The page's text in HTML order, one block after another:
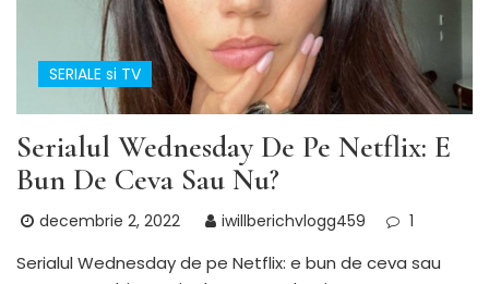
SERIALE si TV
Serialul Wednesday De Pe Netflix: E
Bun De Ceva Sau Nu?
decembrie 2, 2022 iwillberichvlogg459 1
Serialul Wednesday de pe Netflix: e bun de ceva sau